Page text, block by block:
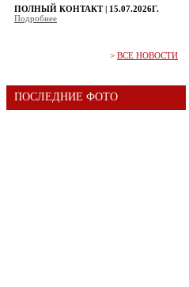
ПОЛНЫЙ КОНТАКТ | 15.07.2026Г.
Подробнее
> ВСЕ НОВОСТИ
ПОСЛЕДНИЕ ФОТО